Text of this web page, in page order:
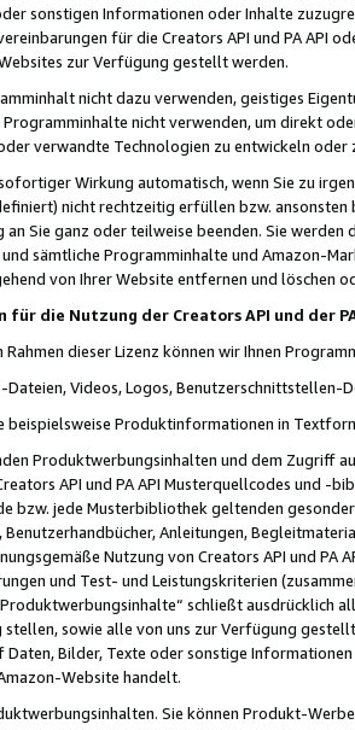
sonstigen Informationen oder Inhalte
für die Creators API und PA API
zur Verfügung gestellt werden.
nicht dazu verwenden, geistiges
nicht verwenden, um direkt
verwandte Technologien zu entwickeln
Wirkung automatisch, wenn Sie zu
nicht rechtzeitig erfüllen bzw. ansonsten
Sie ganz oder teilweise beenden. Sie werden
sämtliche Programminhalte und Amazon-
von Ihrer Website entfernen und löschen
für die Nutzung der Creators API und der
Rahmen dieser Lizenz können wir Ihnen
Dateien, Videos, Logos, Benutzerschnittstellen-
beispielsweise Produktinformationen in
Produktwerbungsinhalten und dem Zugriff
API und PA API Musterquellcodes und
bzw. jede Musterbibliothek geltenden
Benutzerhandbücher, Anleitungen,
Nutzung von Creators API und PA
und Test- und Leistungskriterien
schließt ausdrücklich
stellen, sowie alle von uns zur Verfügung
Daten, Bilder, Texte oder sonstige
Website handelt.
Sie können Produkt-